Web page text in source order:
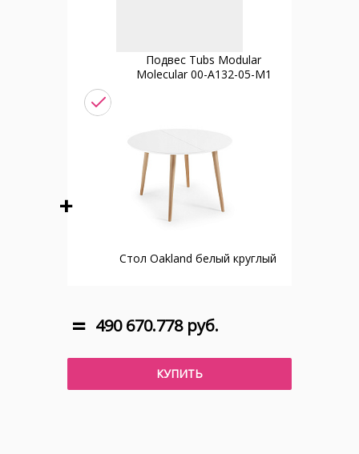
Подвес Tubs Modular
Molecular 00-A132-05-M1
Стол Oakland белый круглый
490 670.778 руб.
КУПИТЬ